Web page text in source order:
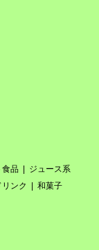
食品
ジュース系
ンク
和菓子